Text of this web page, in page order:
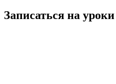
Записаться на